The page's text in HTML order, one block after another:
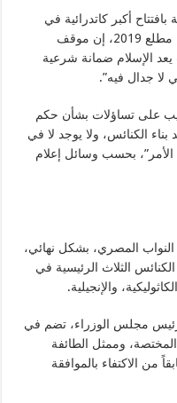
أكبر كاتدرائية في
منطقة الشرق الأوسط، شرقي القاهرة، مطلع 2019، إن موقف
الإسلام ضمانة شرعية
لا جدال فيه”.
الأول 2020، ردّ الطيب على تساؤلات بشأن حكم
الكنائس، ولا يوجد لا في
الأمر”، بحسب وسائل إعلام
أقرّ مجلس النواب المصري، بشكل نهائي،
الثلاث الرئيسية في
والإنجيلية.
مجلس الوزراء، تضم في
المختصة، وممثل الطائفة
من الاكتفاء بالموافقة